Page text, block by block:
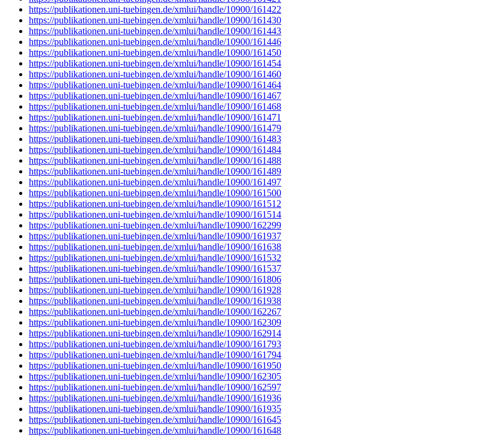
https://publikationen.uni-tuebingen.de/xmlui/handle/10900/161422
https://publikationen.uni-tuebingen.de/xmlui/handle/10900/161430
https://publikationen.uni-tuebingen.de/xmlui/handle/10900/161443
https://publikationen.uni-tuebingen.de/xmlui/handle/10900/161446
https://publikationen.uni-tuebingen.de/xmlui/handle/10900/161450
https://publikationen.uni-tuebingen.de/xmlui/handle/10900/161454
https://publikationen.uni-tuebingen.de/xmlui/handle/10900/161460
https://publikationen.uni-tuebingen.de/xmlui/handle/10900/161464
https://publikationen.uni-tuebingen.de/xmlui/handle/10900/161467
https://publikationen.uni-tuebingen.de/xmlui/handle/10900/161468
https://publikationen.uni-tuebingen.de/xmlui/handle/10900/161471
https://publikationen.uni-tuebingen.de/xmlui/handle/10900/161479
https://publikationen.uni-tuebingen.de/xmlui/handle/10900/161483
https://publikationen.uni-tuebingen.de/xmlui/handle/10900/161484
https://publikationen.uni-tuebingen.de/xmlui/handle/10900/161488
https://publikationen.uni-tuebingen.de/xmlui/handle/10900/161489
https://publikationen.uni-tuebingen.de/xmlui/handle/10900/161497
https://publikationen.uni-tuebingen.de/xmlui/handle/10900/161500
https://publikationen.uni-tuebingen.de/xmlui/handle/10900/161512
https://publikationen.uni-tuebingen.de/xmlui/handle/10900/161514
https://publikationen.uni-tuebingen.de/xmlui/handle/10900/162299
https://publikationen.uni-tuebingen.de/xmlui/handle/10900/161937
https://publikationen.uni-tuebingen.de/xmlui/handle/10900/161638
https://publikationen.uni-tuebingen.de/xmlui/handle/10900/161532
https://publikationen.uni-tuebingen.de/xmlui/handle/10900/161537
https://publikationen.uni-tuebingen.de/xmlui/handle/10900/161806
https://publikationen.uni-tuebingen.de/xmlui/handle/10900/161928
https://publikationen.uni-tuebingen.de/xmlui/handle/10900/161938
https://publikationen.uni-tuebingen.de/xmlui/handle/10900/162267
https://publikationen.uni-tuebingen.de/xmlui/handle/10900/162309
https://publikationen.uni-tuebingen.de/xmlui/handle/10900/162914
https://publikationen.uni-tuebingen.de/xmlui/handle/10900/161793
https://publikationen.uni-tuebingen.de/xmlui/handle/10900/161794
https://publikationen.uni-tuebingen.de/xmlui/handle/10900/161950
https://publikationen.uni-tuebingen.de/xmlui/handle/10900/162305
https://publikationen.uni-tuebingen.de/xmlui/handle/10900/162597
https://publikationen.uni-tuebingen.de/xmlui/handle/10900/161936
https://publikationen.uni-tuebingen.de/xmlui/handle/10900/161935
https://publikationen.uni-tuebingen.de/xmlui/handle/10900/161645
https://publikationen.uni-tuebingen.de/xmlui/handle/10900/161648